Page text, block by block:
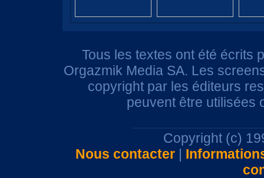
Tous les textes ont été écrits
Orgazmik Media SA. Les
copyright par les éditeurs
peuvent être utilisées
Copyright (c)
Nous contacter|